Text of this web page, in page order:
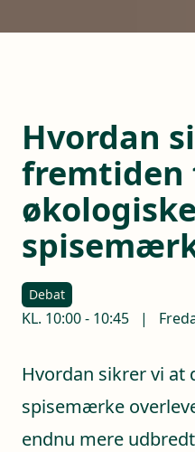
Hvordan
fremtiden
økologiske
Debat
KL. 10:00- 10:45 |
Hvordan sikrer vi at
spisemærke
endnu mere